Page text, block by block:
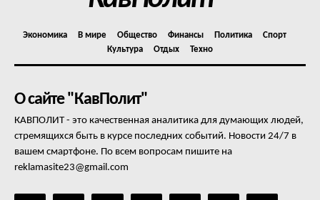
Экономика В мире Общество Финансы Политика
Спорт
Культура
Отдых Техно
О сайте "КавПолит"
КАВПОЛИТ - это качественная аналитика для думающих людей,
стремящихся быть в курсе последних событий. Новости 24/7 в
вашем смартфоне. По всем вопросам пишите на
reklamasite23@gmail.com